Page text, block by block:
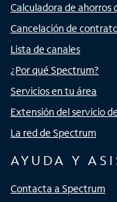
Calculadora de ahorros
Cancelación de
Lista de canales
¿Por qué Spectrum?
Servicios en tu área
Extensión del servicio
La red de Spectrum
AYUDA Y
Contacta a Spectrum